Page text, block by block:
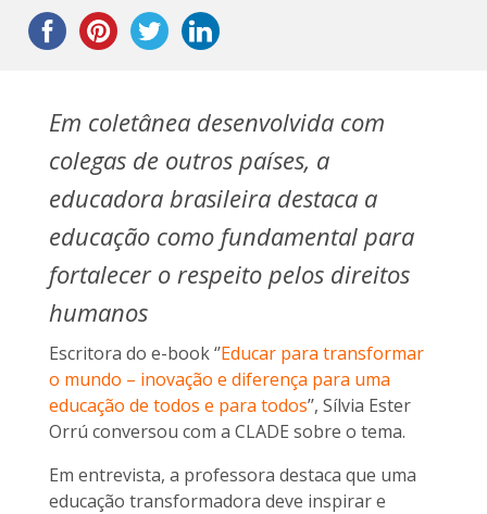
Em coletânea desenvolvida com
colegas de outros países, a
educadora brasileira destaca a
educação como fundamental para
fortalecer o respeito pelos direitos
humanos
Escritora do e-book ‘’Educar para transformar
o mundo – inovação e diferença para uma
educação de todos e para todos’’, Sílvia Ester
Orrú conversou com a CLADE sobre o tema.
Em entrevista, a professora destaca que uma
educação transformadora deve inspirar e